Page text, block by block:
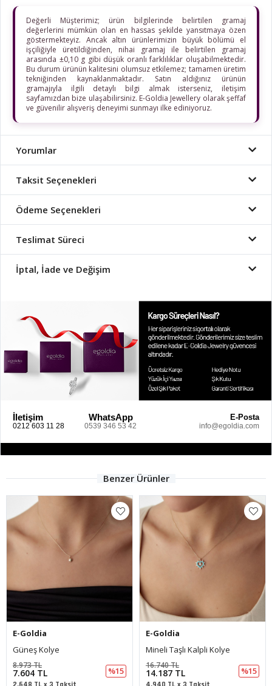
Değerli Müşterimiz; ürün bilgilerinde belirtilen gramaj
değerlerini mümkün olan en hassas şekilde yansıtmaya özen
göstermekteyiz. Ancak altın ürünlerimizin büyük bölümü el
işçiliğiyle üretildiğinden, nihai gramaj ile belirtilen gramaj
arasında ±0,10 g gibi düşük oranlı farklılıklar oluşabilmektedir.
Bu durum ürünün kalitesini olumsuz etkilemez; tamamen üretim
tekniğinden kaynaklanmaktadır. Satın aldığınız ürünün
gramajıyla ilgili detaylı bilgi almak isterseniz, iletişim
sayfamızdan bize ulaşabilirsiniz. E-Goldia Jewellery olarak şeffaf
ve güvenilir alışveriş deneyimi sunmayı ilke ediniyoruz.
Yorumlar
Taksit Seçenekleri
Ödeme Seçenekleri
Teslimat Süreci
İptal, İade ve Değişim
İletişim
0212 603 11 28
WhatsApp
0539 346 53 42
E-Posta
info@egoldia.com
Benzer Ürünler
E-Goldia
Güneş Kolye
7.604 TL
8.973 TL
%15
E-Goldia
Mineli Taşlı Kalpli Kolye
14.187 TL
16.740 TL
%15